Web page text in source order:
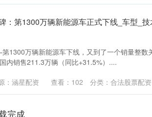
：第1300万辆新能源车正式下线_车型_技
1300万辆新能源车下线，又到了一个销量整数
内销售211.3万辆（同比+31.5%）....
：涵星配资 查看： 102 分类：合法股票配资
完成